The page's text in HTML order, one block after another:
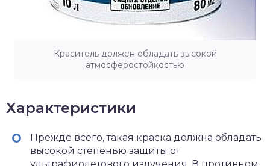
Краситель должен обладать высокой
атмосферостойкостью
Характеристики
Прежде всего, такая краска должна обладать
высокой степенью защиты от